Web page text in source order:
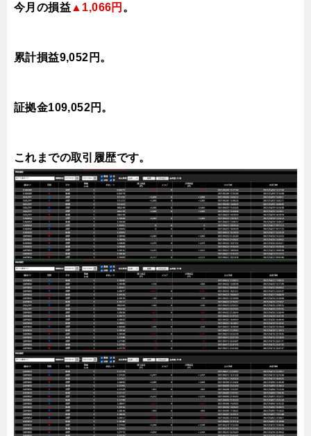
今月の損益 ▲1,066円 。
累計損益9,052円。
証拠金109,052円。
これまでの取引履歴です。